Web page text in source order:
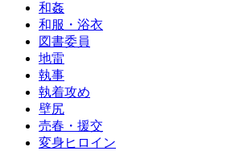
和姦
和服・浴衣
図書委員
地雷
執事
執着攻め
壁尻
売春・援交
変身ヒロイン